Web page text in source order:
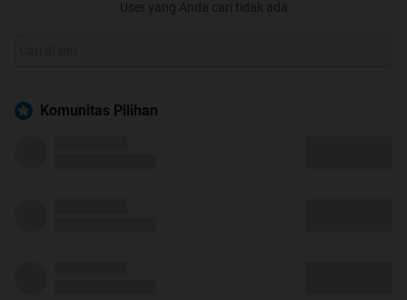
User yang Anda cari tidak ada
Komunitas Pilihan